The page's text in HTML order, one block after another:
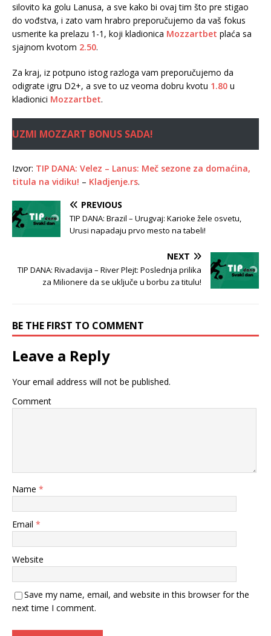
silovito ka golu Lanusa, a sve kako bi ovaj tim što pre stigao
do vođstva, i zato vam hrabro preporučujemo da vaš fokus
usmerite ka prelazu 1-1, koji kladionica Mozzartbet plaća sa
sjajnom kvotom 2.50.
Za kraj, iz potpuno istog razloga vam preporučujemo da
odigrate igru D2+, a sve to uz veoma dobru kvotu 1.80 u
kladionici Mozzartbet.
UZMI MOZZART BONUS SADA!
Izvor: TIP DANA: Velez – Lanus: Meč sezone za domaćina,
titula na vidiku! – Kladjenje.rs.
PREVIOUS
TIP DANA: Brazil – Urugvaj: Karioke žele osvetu,
Urusi napadaju prvo mesto na tabeli!
NEXT
TIP DANA: Rivadavija – River Plejt: Poslednja prilika
za Milionere da se uključe u borbu za titulu!
BE THE FIRST TO COMMENT
Leave a Reply
Your email address will not be published.
Comment
Name *
Email *
Website
Save my name, email, and website in this browser for the
next time I comment.